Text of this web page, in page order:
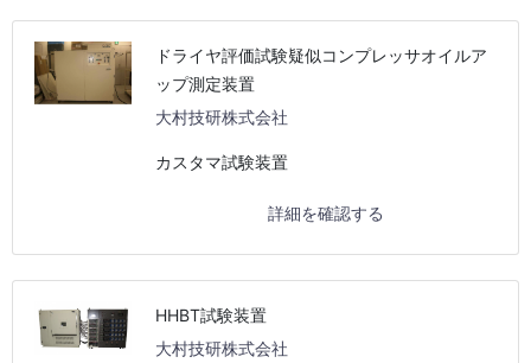
ドライヤ評価試験疑似コンプレッサオイルア
ップ測定装置
大村技研株式会社
カスタマ試験装置
詳細を確認する
HHBT試験装置
大村技研株式会社